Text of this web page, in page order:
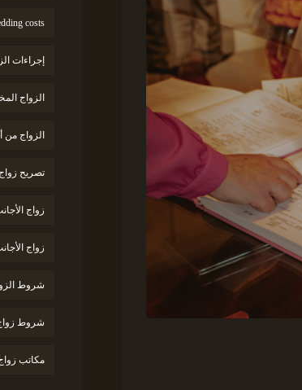
costs
إجراءات
الزواج
الزواج من
تصريح
زواج
زواج
شروط
شروط
مكاتب